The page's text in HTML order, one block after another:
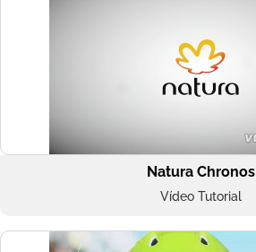
Natura Chronos
Vídeo Tutorial